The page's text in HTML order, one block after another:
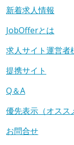
新着求人情報
JobOfferとは
求人サイト運営者
提携サイト
Q＆A
優先表示（オスス
お問合せ